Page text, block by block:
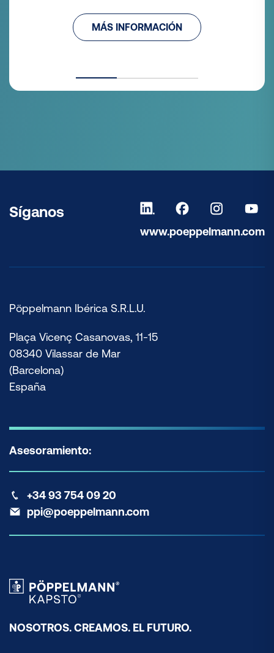
MÁS INFORMACIÓN
Síganos
www.poeppelmann.com
Pöppelmann Ibérica S.R.L.U.
Plaça Vicenç Casanovas, 11-15
08340 Vilassar de Mar
(Barcelona)
España
Asesoramiento:
+34 93 754 09 20
ppi@poeppelmann.com
NOSOTROS. CREAMOS. EL FUTURO.